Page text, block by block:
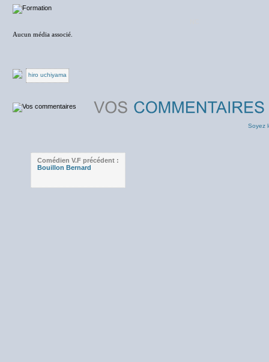
Aucun média associé.
hiro uchiyama
Soyez
Comédien V.F précédent :
Bouillon Bernard